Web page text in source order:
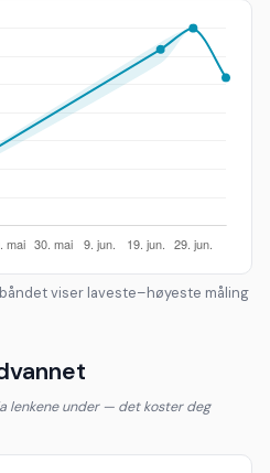
viser laveste–høyeste måling
lenkene under — det koster deg